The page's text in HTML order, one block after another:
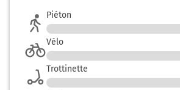
Piéton
Vélo
Trottinette